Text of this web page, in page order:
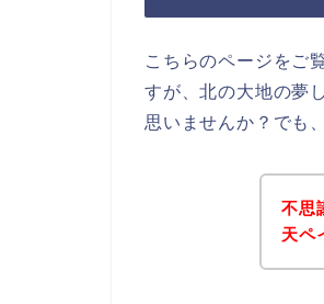
こちらのページをご
すが、北の大地の夢
思いませんか？でも
不思
天ペ